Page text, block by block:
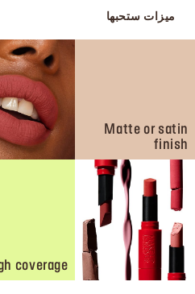
ميزات ستحبها
Matte or satin
finish
coverage